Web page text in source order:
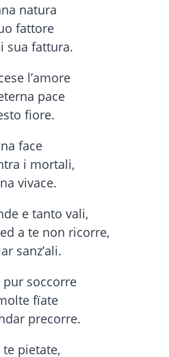
natura
fattore
sua fattura.
l’amore
pace
fiore.
face
i mortali,
vivace.
e tanto vali,
a te non ricorre,
sanz’ali.
soccorre
fïate
precorre.
pietate,